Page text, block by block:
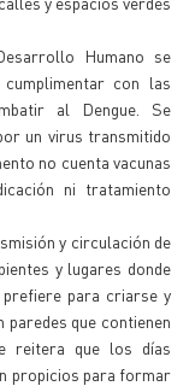
Humano se
con las
al Dengue. Se
un virus transmitido
no cuenta vacunas
ni tratamiento
y circulación de
y lugares donde
para criarse y
que contienen
reitera que los días
propicios para formar